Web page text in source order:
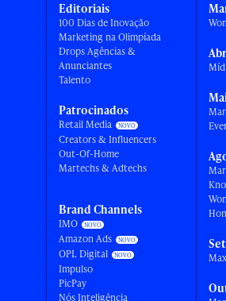
Editoriais
100 Dias de Inovação
Marketing na Olimpíada
Drops Agências &
Anunciantes
Talento
Patrocinados
Retail Media
Creators & Influencers
Out-Of-Home
Martechs & Adtechs
Brand Channels
IMO
Amazon Ads
OPL Digital
Impulso
PicPay
Nós Inteligência